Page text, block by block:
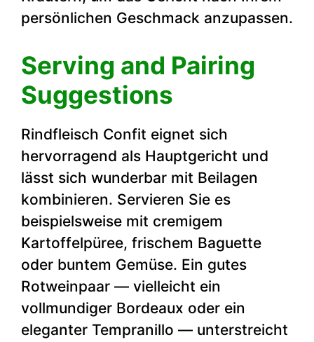
persönlichen Geschmack anzupassen.
Serving and Pairing
Suggestions
Rindfleisch Confit eignet sich
hervorragend als Hauptgericht und
lässt sich wunderbar mit Beilagen
kombinieren. Servieren Sie es
beispielsweise mit cremigem
Kartoffelpüree, frischem Baguette
oder buntem Gemüse. Ein gutes
Rotweinpaar — vielleicht ein
vollmundiger Bordeaux oder ein
eleganter Tempranillo — unterstreicht